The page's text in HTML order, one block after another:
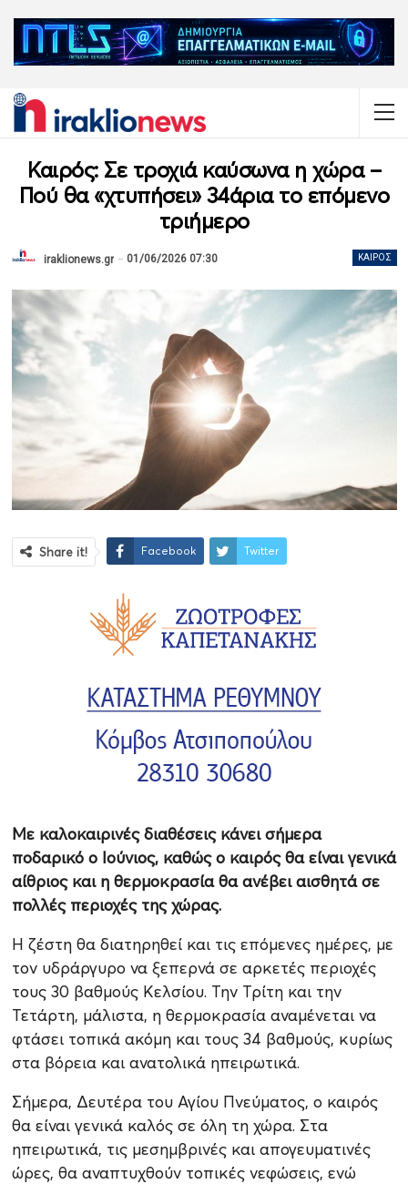
Καιρός: Σε τροχιά καύσωνα η χώρα –
Πού θα «χτυπήσει» 34άρια το επόμενο
τριήμερο
ΚΑΙΡΌΣ
iraklionews.gr 01/06/2026 07:30
Share it! Facebook Twitter
Με καλοκαιρινές διαθέσεις κάνει σήμερα
ποδαρικό ο Ιούνιος, καθώς ο καιρός θα είναι γενικά
αίθριος και η θερμοκρασία θα ανέβει αισθητά σε
πολλές περιοχές της χώρας.
Η ζέστη θα διατηρηθεί και τις επόμενες ημέρες, με
τον υδράργυρο να ξεπερνά σε αρκετές περιοχές
τους 30 βαθμούς Κελσίου. Την Τρίτη και την
Τετάρτη, μάλιστα, η θερμοκρασία αναμένεται να
φτάσει τοπικά ακόμη και τους 34 βαθμούς, κυρίως
στα βόρεια και ανατολικά ηπειρωτικά.
Σήμερα, Δευτέρα του Αγίου Πνεύματος, ο καιρός
θα είναι γενικά καλός σε όλη τη χώρα. Στα
ηπειρωτικά, τις μεσημβρινές και απογευματινές
ώρες, θα αναπτυχθούν τοπικές νεφώσεις, ενώ